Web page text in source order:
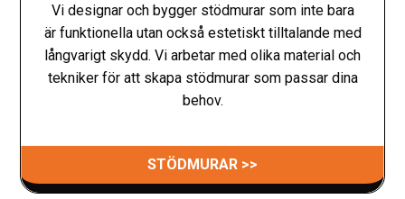
Vi designar och bygger stödmurar som inte bara
är funktionella utan också estetiskt tilltalande med
långvarigt skydd. Vi arbetar med olika material och
tekniker för att skapa stödmurar som passar dina
behov.
STÖDMURAR >>